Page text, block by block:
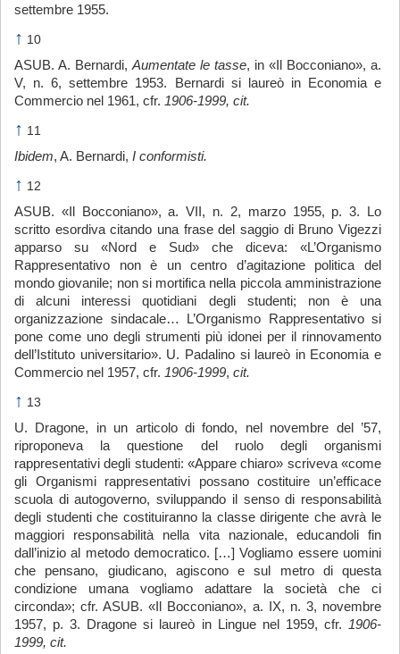
settembre 1955.
↑ 10
ASUB. A. Bernardi, Aumentate le tasse, in «Il Bocconiano», a.
V, n. 6, settembre 1953. Bernardi si laureò in Economia e
Commercio nel 1961, cfr. 1906-1999, cit.
↑ 11
Ibidem, A. Bernardi, I conformisti.
↑ 12
ASUB. «Il Bocconiano», a. VII, n. 2, marzo 1955, p. 3. Lo
scritto esordiva citando una frase del saggio di Bruno Vigezzi
apparso su «Nord e Sud» che diceva: «L’Organismo
Rappresentativo non è un centro d’agitazione politica del
mondo giovanile; non si mortifica nella piccola amministrazione
di alcuni interessi quotidiani degli studenti; non è una
organizzazione sindacale… L’Organismo Rappresentativo si
pone come uno degli strumenti più idonei per il rinnovamento
dell’Istituto universitario». U. Padalino si laureò in Economia e
Commercio nel 1957, cfr. 1906-1999, cit.
↑ 13
U. Dragone, in un articolo di fondo, nel novembre del ’57,
riproponeva la questione del ruolo degli organismi
rappresentativi degli studenti: «Appare chiaro» scriveva «come
gli Organismi rappresentativi possano costituire un’efficace
scuola di autogoverno, sviluppando il senso di responsabilità
degli studenti che costituiranno la classe dirigente che avrà le
maggiori responsabilità nella vita nazionale, educandoli fin
dall’inizio al metodo democratico. […] Vogliamo essere uomini
che pensano, giudicano, agiscono e sul metro di questa
condizione umana vogliamo adattare la società che ci
circonda»; cfr. ASUB. «Il Bocconiano», a. IX, n. 3, novembre
1957, p. 3. Dragone si laureò in Lingue nel 1959, cfr. 1906-
1999, cit.